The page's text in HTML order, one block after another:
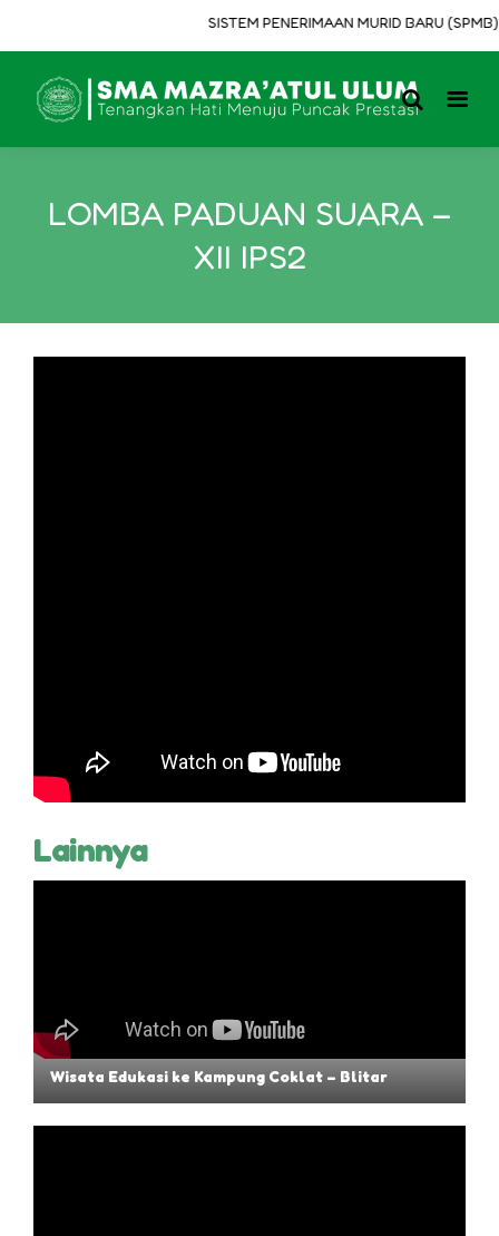
SISTEM PENERIMAAN MURID BARU
LOMBA PADUAN SUARA –
XII IPS2
Lainnya
Wisata Edukasi ke Kampung Coklat – Blitar